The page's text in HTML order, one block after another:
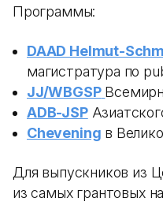
Программы:
DAAD Helmut-
магистратура по
JJ/WBGSP
ADB-JSP
Chevening в
Для выпускников из
из самых грантовых